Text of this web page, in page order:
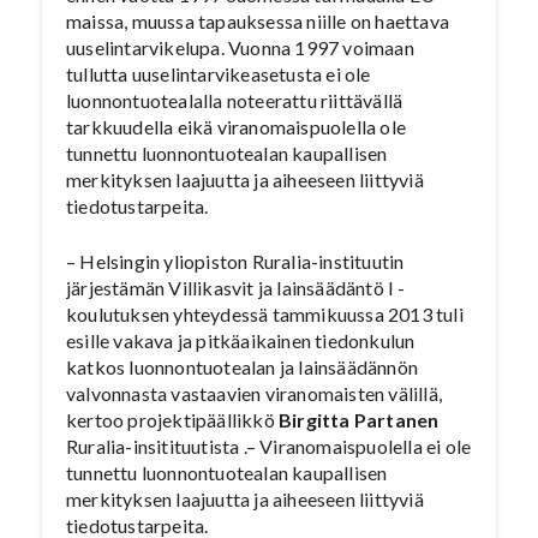
maissa, muussa tapauksessa niille on haettava
uuselintarvikelupa. Vuonna 1997 voimaan
tullutta uuselintarvikeasetusta ei ole
luonnontuotealalla noteerattu riittävällä
tarkkuudella eikä viranomaispuolella ole
tunnettu luonnontuotealan kaupallisen
merkityksen laajuutta ja aiheeseen liittyviä
tiedotustarpeita.
– Helsingin yliopiston Ruralia-instituutin
järjestämän Villikasvit ja lainsäädäntö I -
koulutuksen yhteydessä tammikuussa 2013 tuli
esille vakava ja pitkäaikainen tiedonkulun
katkos luonnontuotealan ja lainsäädännön
valvonnasta vastaavien viranomaisten välillä,
kertoo projektipäällikkö Birgitta Partanen
Ruralia-insitituutista .– Viranomaispuolella ei ole
tunnettu luonnontuotealan kaupallisen
merkityksen laajuutta ja aiheeseen liittyviä
tiedotustarpeita.